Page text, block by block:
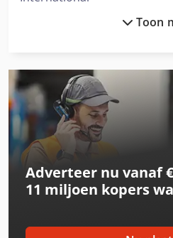
International 3288
International 3688
International 433
International 453
International 533
International 553
Toon
Adverteer nu vanaf
11 miljoen kopers